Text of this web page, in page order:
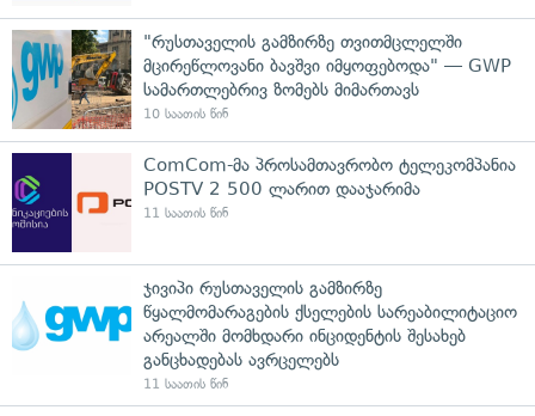
"რუსთაველის გამზირზე თვითმცლელში
მცირეწლოვანი ბავშვი იმყოფებოდა" — GWP
სამართლებრივ ზომებს მიმართავს
10 საათის წინ
ComCom-მა პროსამთავრობო ტელეკომპანია
POSTV 2 500 ლარით დააჯარიმა
11 საათის წინ
ჯივიპი რუსთაველის გამზირზე
წყალმომარაგების ქსელების სარეაბილიტაციო
არეალში მომხდარი ინციდენტის შესახებ
განცხადებას ავრცელებს
11 საათის წინ